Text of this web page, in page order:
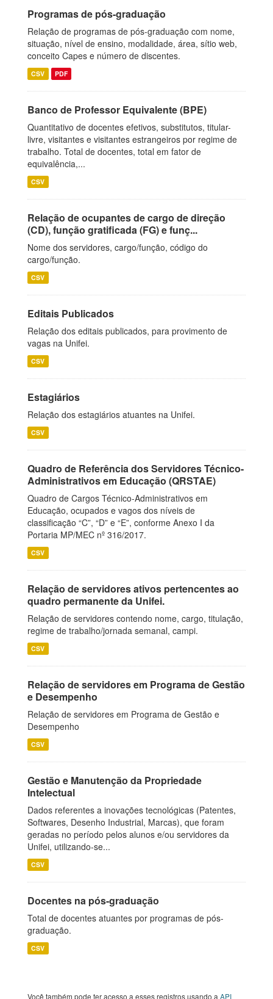
Programas de pós-graduação
Relação de programas de pós-graduação com nome,
situação, nível de ensino, modalidade, área, sítio web,
conceito Capes e número de discentes.
CSV PDF
Banco de Professor Equivalente (BPE)
Quantitativo de docentes efetivos, substitutos, titular-
livre, visitantes e visitantes estrangeiros por regime de
trabalho. Total de docentes, total em fator de
equivalência,...
CSV
Relação de ocupantes de cargo de direção
(CD), função gratificada (FG) e funç...
Nome dos servidores, cargo/função, código do
cargo/função.
CSV
Editais Publicados
Relação dos editais publicados, para provimento de
vagas na Unifei.
CSV
Estagiários
Relação dos estagiários atuantes na Unifei.
CSV
Quadro de Referência dos Servidores Técnico-
Administrativos em Educação (QRSTAE)
Quadro de Cargos Técnico-Administrativos em
Educação, ocupados e vagos dos níveis de
classificação “C”, “D” e “E”, conforme Anexo I da
Portaria MP/MEC nº 316/2017.
CSV
Relação de servidores ativos pertencentes ao
quadro permanente da Unifei.
Relação de servidores contendo nome, cargo, titulação,
regime de trabalho/jornada semanal, campi.
CSV
Relação de servidores em Programa de Gestão
e Desempenho
Relação de servidores em Programa de Gestão e
Desempenho
CSV
Gestão e Manutenção da Propriedade
Intelectual
Dados referentes a inovações tecnológicas (Patentes,
Softwares, Desenho Industrial, Marcas), que foram
geradas no período pelos alunos e/ou servidores da
Unifei, utilizando-se...
CSV
Docentes na pós-graduação
Total de docentes atuantes por programas de pós-
graduação.
CSV
Você também pode ter acesso a esses registros usando a API